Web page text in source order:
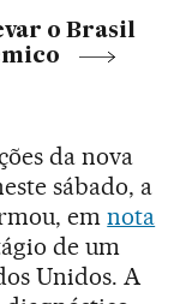
o Brasil
da nova
sábado, a
emnota
de um
Unidos. A